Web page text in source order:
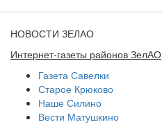
НОВОСТИ ЗЕЛАО
Интернет-газеты районов ЗелАО
Газета Савелки
Старое Крюково
Наше Силино
Вести Матушкино